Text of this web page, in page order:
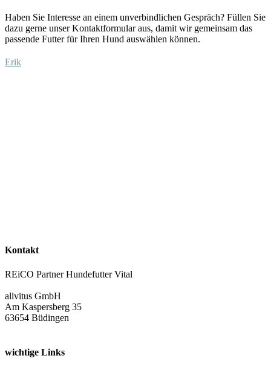
Haben Sie Interesse an einem unverbindlichen Gespräch? Füllen Sie
dazu gerne unser Kontaktformular aus, damit wir gemeinsam das
passende Futter für Ihren Hund auswählen können.
Erik
Kontakt
REiCO Partner Hundefutter Vital
allvitus GmbH
Am Kaspersberg 35
63654 Büdingen
wichtige Links